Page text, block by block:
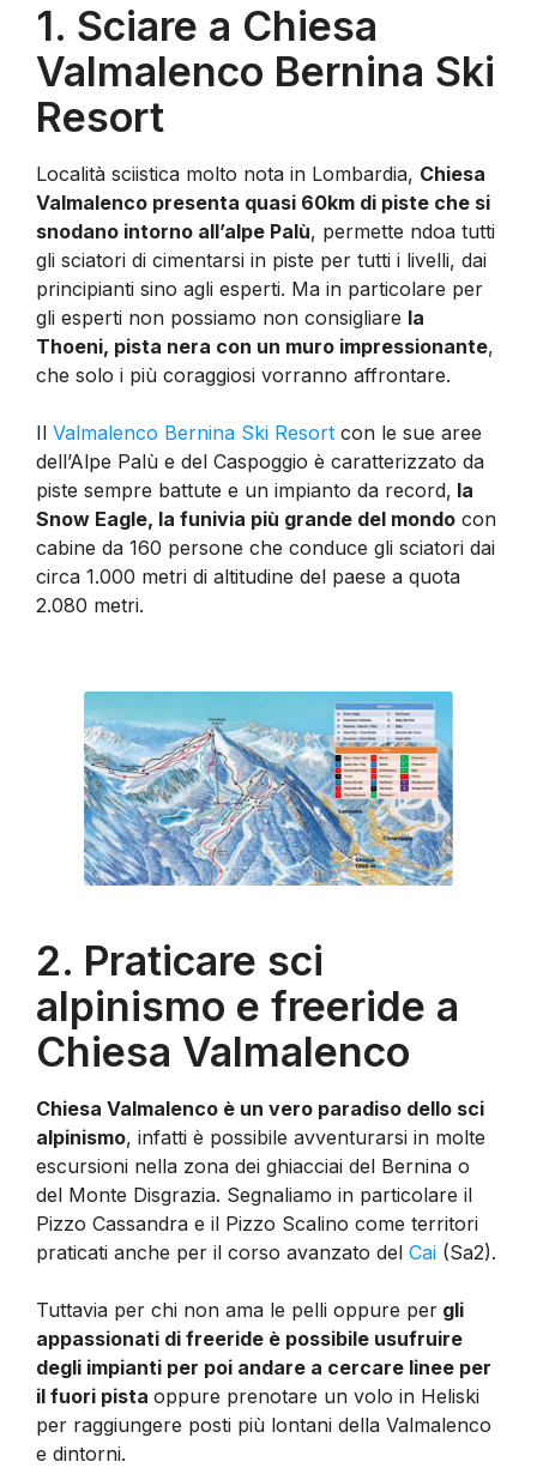
1. Sciare a Chiesa
Valmalenco Bernina Ski
Resort
Località sciistica molto nota in Lombardia, Chiesa
Valmalenco presenta quasi 60km di piste che si
snodano intorno all’alpe Palù, permette ndoa tutti
gli sciatori di cimentarsi in piste per tutti i livelli, dai
principianti sino agli esperti. Ma in particolare per
gli esperti non possiamo non consigliare la
Thoeni, pista nera con un muro impressionante,
che solo i più coraggiosi vorranno affrontare.
Il Valmalenco Bernina Ski Resort con le sue aree
dell’Alpe Palù e del Caspoggio è caratterizzato da
piste sempre battute e un impianto da record, la
Snow Eagle, la funivia più grande del mondo con
cabine da 160 persone che conduce gli sciatori dai
circa 1.000 metri di altitudine del paese a quota
2.080 metri.
2. Praticare sci
alpinismo e freeride a
Chiesa Valmalenco
Chiesa Valmalenco è un vero paradiso dello sci
alpinismo, infatti è possibile avventurarsi in molte
escursioni nella zona dei ghiacciai del Bernina o
del Monte Disgrazia. Segnaliamo in particolare il
Pizzo Cassandra e il Pizzo Scalino come territori
praticati anche per il corso avanzato del Cai (Sa2).
Tuttavia per chi non ama le pelli oppure per gli
appassionati di freeride è possibile usufruire
degli impianti per poi andare a cercare linee per
il fuori pista oppure prenotare un volo in Heliski
per raggiungere posti più lontani della Valmalenco
e dintorni.